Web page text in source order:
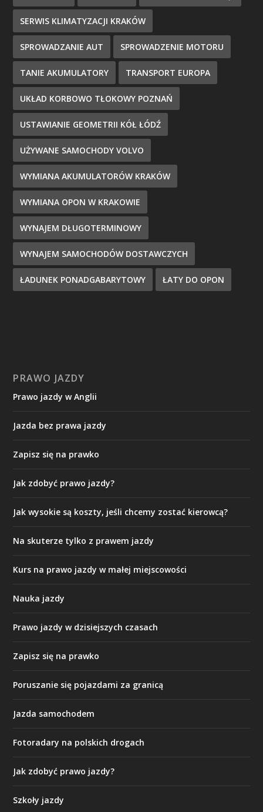
SERWIS KLIMATYZACJI KRAKÓW
SPROWADZANIE AUT SPROWADZENIE MOTORU
TANIE AKUMULATORY TRANSPORT EUROPA
UKŁAD KORBOWO TŁOKOWY POZNAŃ
USTAWIANIE GEOMETRII KÓŁ ŁÓDŹ
UŻYWANE SAMOCHODY VOLVO
WYMIANA AKUMULATORÓW KRAKÓW
WYMIANA OPON W KRAKOWIE
WYNAJEM DŁUGOTERMINOWY
WYNAJEM SAMOCHODÓW DOSTAWCZYCH
ŁADUNEK PONADGABARYTOWY ŁATY DO OPON
PRAWO JAZDY
Prawo jazdy w Anglii
Jazda bez prawa jazdy
Zapisz się na prawko
Jak zdobyć prawo jazdy?
Jak wysokie są koszty, jeśli chcemy zostać kierowcą?
Na skuterze tylko z prawem jazdy
Kurs na prawo jazdy w małej miejscowości
Nauka jazdy
Prawo jazdy w dzisiejszych czasach
Zapisz się na prawko
Poruszanie się pojazdami za granicą
Jazda samochodem
Fotoradary na polskich drogach
Jak zdobyć prawo jazdy?
Szkoły jazdy